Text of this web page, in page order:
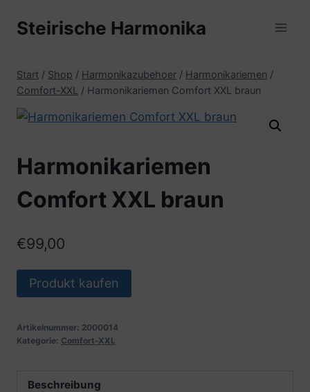
InhaltSteirische Harmonika
Start / Shop / Harmonikazubehoer / Harmonikariemen /
Comfort-XXL / Harmonikariemen Comfort XXL braun
Harmonikariemen
Comfort XXL braun
€99,00
Produkt kaufen
Artikelnummer: 2000014
Kategorie: Comfort-XXL
Beschreibung